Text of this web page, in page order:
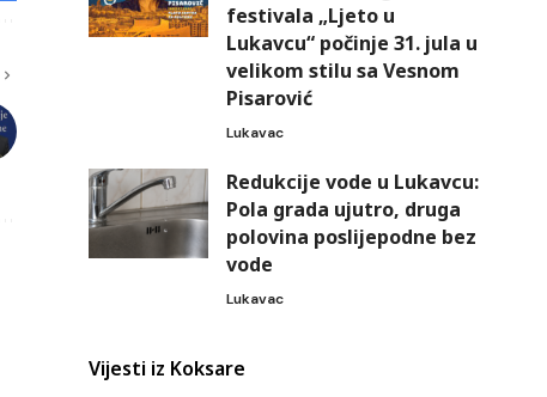
festivala „Ljeto u
Lukavcu“ počinje 31. jula u
velikom stilu sa Vesnom
Pisarović
Lukavac
Redukcije vode u Lukavcu:
Pola grada ujutro, druga
polovina poslijepodne bez
vode
Lukavac
Vijesti iz Koksare